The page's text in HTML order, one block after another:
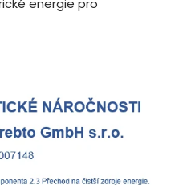
energie pro